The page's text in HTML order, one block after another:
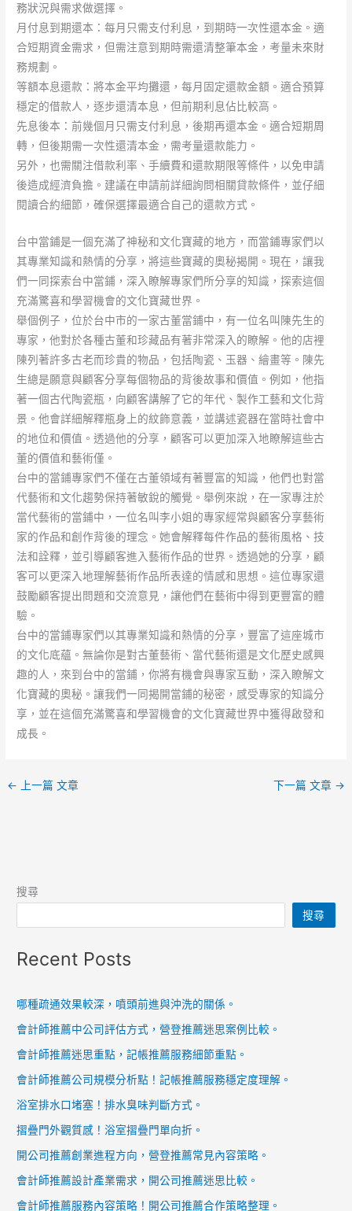
務狀況與需求做選擇。
月付息到期還本：每月只需支付利息，到期時一次性還本金。適
合短期資金需求，但需注意到期時需還清整筆本金，考量未來財
務規劃。
等額本息還款：將本金平均攤還，每月固定還款金額。適合預算
穩定的借款人，逐步還清本息，但前期利息佔比較高。
先息後本：前幾個月只需支付利息，後期再還本金。適合短期周
轉，但後期需一次性還清本金，需考量還款能力。
另外，也需關注借款利率、手續費和還款期限等條件，以免申請
後造成經濟負擔。建議在申請前詳細詢問相關貸款條件，並仔細
閱讀合約細節，確保選擇最適合自己的還款方式。
台中當鋪是一個充滿了神秘和文化寶藏的地方，而當鋪專家們以
其專業知識和熱情的分享，將這些寶藏的奧秘揭開。現在，讓我
們一同探索台中當鋪，深入瞭解專家們所分享的知識，探索這個
充滿驚喜和學習機會的文化寶藏世界。
舉個例子，位於台中市的一家古董當鋪中，有一位名叫陳先生的
專家，他對於各種古董和珍藏品有著非常深入的瞭解。他的店裡
陳列著許多古老而珍貴的物品，包括陶瓷、玉器、繪畫等。陳先
生總是願意與顧客分享每個物品的背後故事和價值。例如，他指
著一個古代陶瓷瓶，向顧客講解了它的年代、製作工藝和文化背
景。他會詳細解釋瓶身上的紋飾意義，並講述瓷器在當時社會中
的地位和價值。透過他的分享，顧客可以更加深入地瞭解這些古
董的價值和藝術僅。
台中的當鋪專家們不僅在古董領域有著豐富的知識，他們也對當
代藝術和文化趨勢保持著敏銳的觸覺。舉例來說，在一家專注於
當代藝術的當鋪中，一位名叫李小姐的專家經常與顧客分享藝術
家的作品和創作背後的理念。她會解釋每件作品的藝術風格、技
法和詮釋，並引導顧客進入藝術作品的世界。透過她的分享，顧
客可以更深入地理解藝術作品所表達的情感和思想。這位專家還
鼓勵顧客提出問題和交流意見，讓他們在藝術中得到更豐富的體
驗。
台中的當鋪專家們以其專業知識和熱情的分享，豐富了這座城市
的文化底蘊。無論你是對古董藝術、當代藝術還是文化歷史感興
趣的人，來到台中的當鋪，你將有機會與專家互動，深入瞭解文
化寶藏的奧秘。讓我們一同揭開當鋪的秘密，感受專家的知識分
享，並在這個充滿驚喜和學習機會的文化寶藏世界中獲得啟發和
成長。
← 上一篇 文章 下一篇 文章 →
搜尋
搜尋
Recent Posts
哪種疏通效果較深，噴頭前進與沖洗的關係。
會計師推薦中公司評估方式，營登推薦迷思案例比較。
會計師推薦迷思重點，記帳推薦服務細節重點。
會計師推薦公司規模分析點！記帳推薦服務穩定度理解。
浴室排水口堵塞！排水臭味判斷方式。
摺疊門外觀質感！浴室摺疊門單向折。
開公司推薦創業進程方向，營登推薦常見內容策略。
會計師推薦設計產業需求，開公司推薦迷思比較。
會計師推薦服務內容策略！開公司推薦合作策略整理。